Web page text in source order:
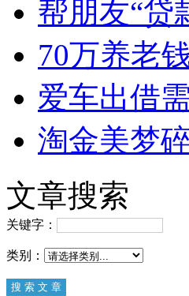
帮朋友“贷
70万养老
爱车出借
淘金美梦
文章搜索
关键字：
类别：